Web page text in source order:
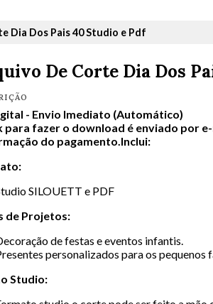
Dia Dos Pais 40 Studio e Pdf
De Corte Dia Dos
- Envio Imediato (Automático)
para fazer o download é enviado por
do pagamento.Inclui:
SILOUETT e PDF
de Projetos:
de festas e eventos infantis.
personalizados para os pequenos
Studio: